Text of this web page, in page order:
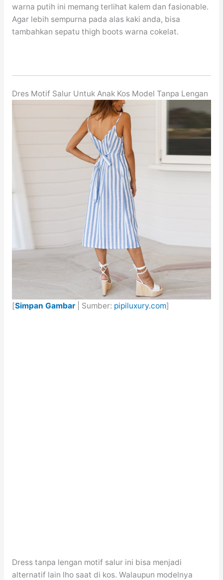
warna putih ini memang terlihat kalem dan fasionable.
Agar lebih sempurna pada alas kaki anda, bisa
tambahkan sepatu thigh boots warna cokelat.
Dres Motif Salur Untuk Anak Kos Model Tanpa Lengan
[Simpan Gambar| Sumber: pipiluxury.com]
Dress tanpa lengan motif salur ini bisa menjadi
alternatif lain lho saat di kos. Walaupun modelnya